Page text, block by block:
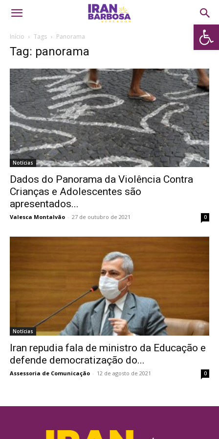
Abrir
Início Tags Panorama
Tag: panorama
Notícias
Dados do Panorama da Violência Contra
Crianças e Adolescentes são
apresentados...
Valesca Montalvão - 27 de outubro de 2021 0
Notícias
Iran repudia fala de ministro da Educação e
defende democratização do...
Assessoria de Comunicação - 12 de agosto de 2021 0